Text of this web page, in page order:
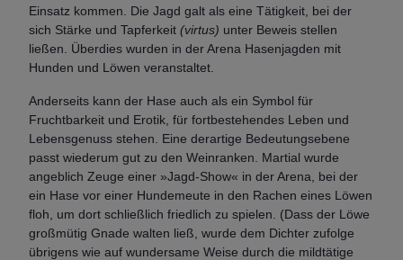
Einsatz kommen. Die Jagd galt als eine Tätigkeit, bei der
sich Stärke und Tapferkeit (virtus) unter Beweis stellen
ließen. Überdies wurden in der Arena Hasenjagden mit
Hunden und Löwen veranstaltet.
Anderseits kann der Hase auch als ein Symbol für
Fruchtbarkeit und Erotik, für fortbestehendes Leben und
Lebensgenuss stehen. Eine derartige Bedeutungsebene
passt wiederum gut zu den Weinranken. Martial wurde
angeblich Zeuge einer »Jagd-Show« in der Arena, bei der
ein Hase vor einer Hundemeute in den Rachen eines Löwen
floh, um dort schließlich friedlich zu spielen. (Dass der Löwe
großmütig Gnade walten ließ, wurde dem Dichter zufolge
übrigens wie auf wundersame Weise durch die mildtätige